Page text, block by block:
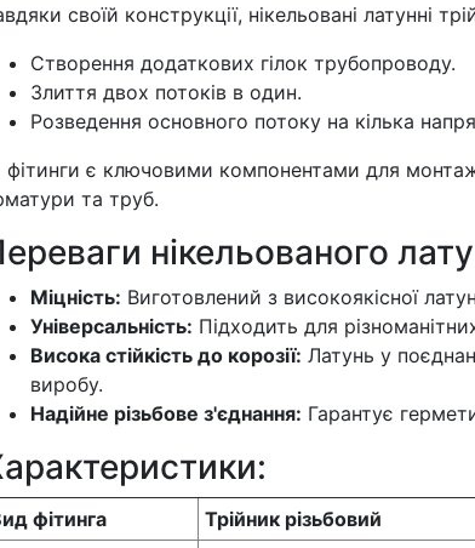
своїй конструкції, нікельовані латунні
Створення додаткових гілок трубопроводу.
Злиття двох потоків в один.
Розведення основного потоку на кілька
фітинги є ключовими компонентами для
та труб.
нікельованого
Міцність: Виготовлений з високоякісної
Універсальність: Підходить для
Висока стійкість до корозії: Латунь у
виробу.
Надійне різьбове з'єднання: Гарантує
фітинга
Трійник різьбовий